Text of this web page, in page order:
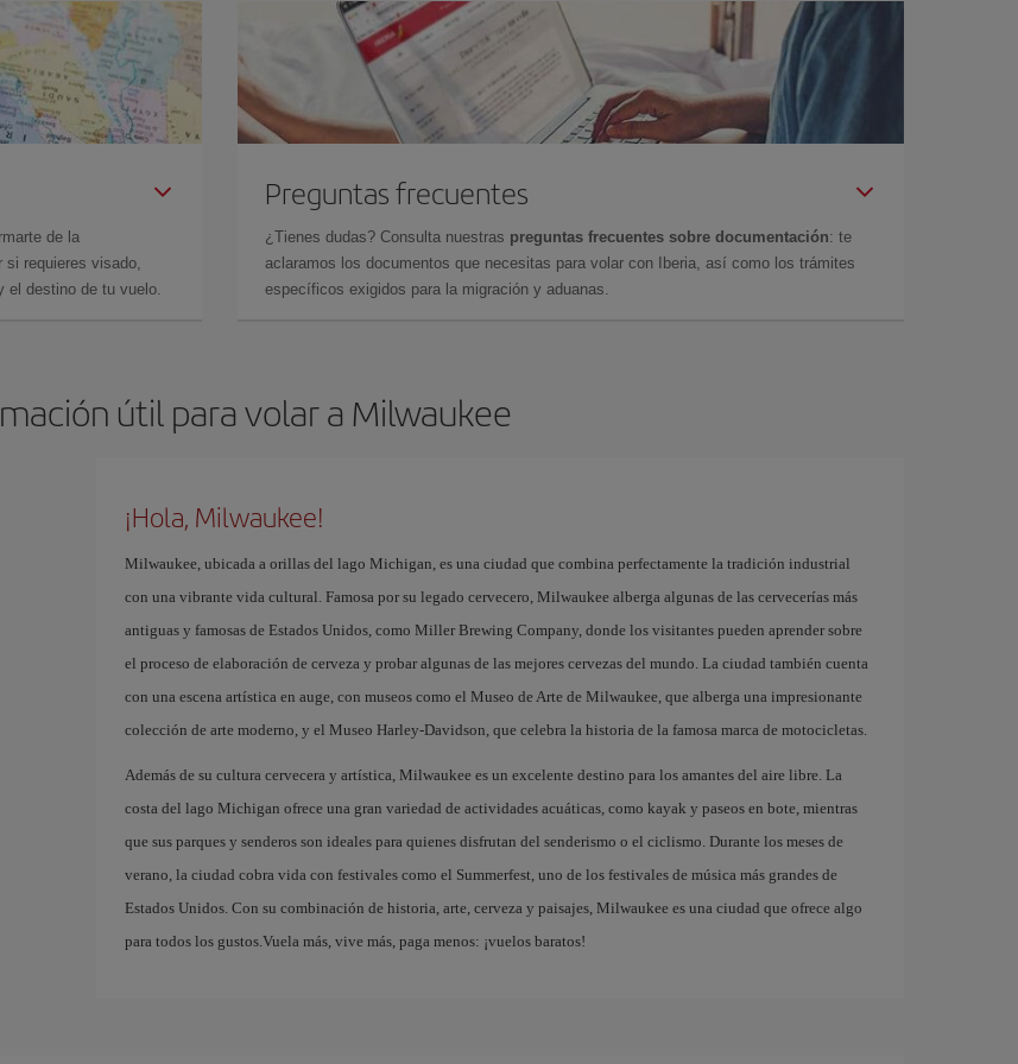
de la
requieres visado,
el destino de tu vuelo.
Preguntas frecuentes
¿Tienes dudas? Consulta nuestras preguntas frecuentes sobre documentación: te
aclaramos los documentos que necesitas para volar con Iberia, así como los trámites
específicos exigidos para la migración y aduanas.
útil para volar a Milwaukee
¡Hola, Milwaukee!
Milwaukee, ubicada a orillas del lago Michigan, es una ciudad que combina perfectamente la tradición industrial
con una vibrante vida cultural. Famosa por su legado cervecero, Milwaukee alberga algunas de las cervecerías más
antiguas y famosas de Estados Unidos, como Miller Brewing Company, donde los visitantes pueden aprender sobre
el proceso de elaboración de cerveza y probar algunas de las mejores cervezas del mundo. La ciudad también cuenta
con una escena artística en auge, con museos como el Museo de Arte de Milwaukee, que alberga una impresionante
colección de arte moderno, y el Museo Harley-Davidson, que celebra la historia de la famosa marca de motocicletas.
Además de su cultura cervecera y artística, Milwaukee es un excelente destino para los amantes del aire libre. La
costa del lago Michigan ofrece una gran variedad de actividades acuáticas, como kayak y paseos en bote, mientras
que sus parques y senderos son ideales para quienes disfrutan del senderismo o el ciclismo. Durante los meses de
verano, la ciudad cobra vida con festivales como el Summerfest, uno de los festivales de música más grandes de
Estados Unidos. Con su combinación de historia, arte, cerveza y paisajes, Milwaukee es una ciudad que ofrece algo
para todos los gustos.Vuela más, vive más, paga menos: ¡vuelos baratos!